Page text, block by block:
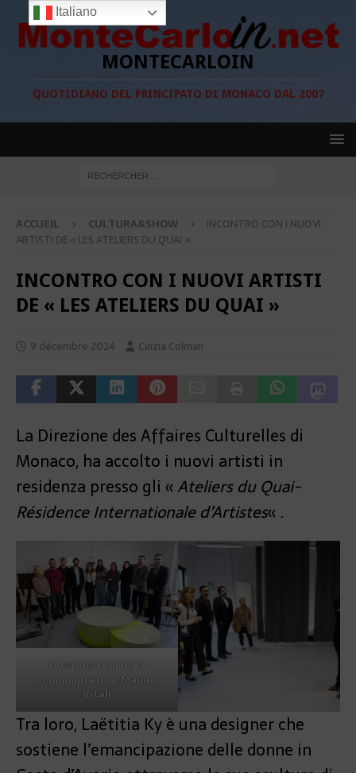
MONTECARLOIN
QUOTIDIANO DEL PRINCIPATO DI MONACO DAL 2007
ACCUEIL CULTURA&SHOW
INCONTRO CON I NUOVI
ARTISTI DE « LES ATELIERS DU QUAI »
INCONTRO CON I NUOVI ARTISTI
DE « LES ATELIERS DU QUAI »
9 décembre 2024 Cinzia Colman
La Direzione des Affaires Culturelles di
Monaco, ha accolto i nuovi artisti in
residenza presso gli «Ateliers du Quai-
Résidence Internationale d’Artistes« .
Ft.©Direction de la
Communication/Manuel
Vitali
Tra loro, Laëtitia Ky è una designer che
sostiene l’emancipazione delle donne in
Italiano